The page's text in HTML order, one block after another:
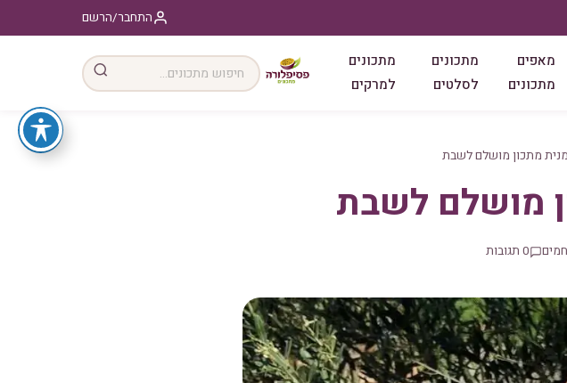
התחבר/הרשם
מאפים
מתכונים
מתכונים
לסלטים
מתכונים
למרקים
מתכון מושלם לשבת
מושלם לשבת
0 תגובות